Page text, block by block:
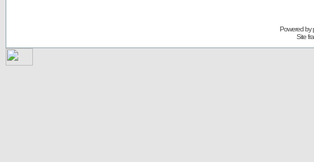
Powered by
Site